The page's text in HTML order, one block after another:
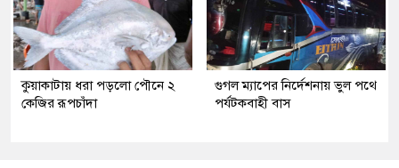
কুয়াকাটায় ধরা পড়লো পৌনে ২
কেজির রূপচাঁদা
গুগল ম্যাপের নির্দেশনায় ভুল পথে
পর্যটকবাহী বাস